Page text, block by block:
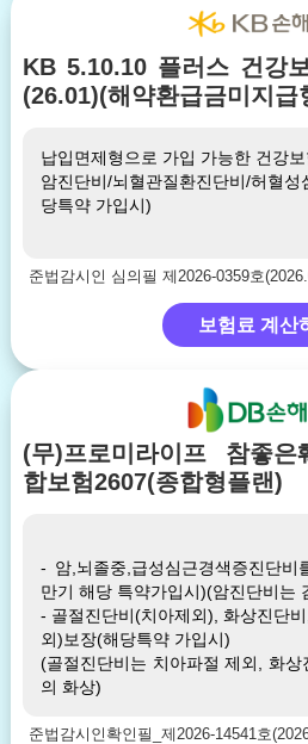
KB 5.10.10 플러스 건강
(26.01)(해약환급금미지급
납입면제형으로 가입 가능한 건강
암진단비/뇌혈관질환진단비/허혈
당특약 가입시)
준법감시인 심의필 제2026-0359호
보험료 계산
(무)프로미라이프 참좋은
합보험2607(종합형플랜)
- 암,뇌졸중,급성심근경색증진단비
만기 해당 특약가입시)(암진단비는
- 골절진단비(치아제외), 화상진단
외)보장(해당특약 가입시)
(골절진단비는 치아파절 제외, 화
의 화상)
준법감시인확인필_제2026-14541호